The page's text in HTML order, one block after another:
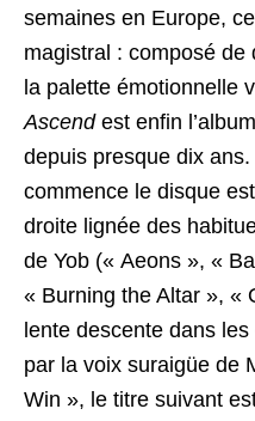
semaines en Europe,
magistral : composé
la palette émotionnelle
Ascendest enfin
depuis presque dix
commence le disque
droite lignée des
de Yob (« Aeons », «
« Burning the Altar », «
lente descente dans
par la voix suraigüe de
Win », le titre suivant